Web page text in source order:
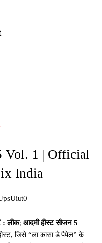
Vol. 1 | Official
India
: लीक; आदमी हीस्ट सीजन 5
जिसे “ला कासा डे पैपेल” के